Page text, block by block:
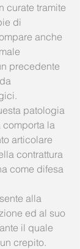
curate tramite
di
anche
precedente
patologia
la
articolare
contrattura
come difesa
alla
ed al suo
il quale
crepito.